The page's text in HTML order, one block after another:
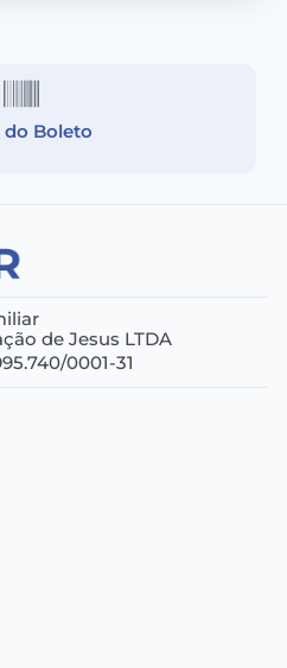
do Boleto
de Jesus LTDA
0001-31